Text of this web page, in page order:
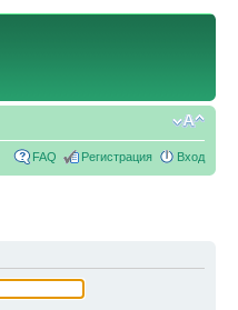
FAQ Регистрация Вход